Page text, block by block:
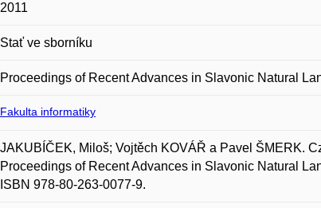
2011
Stať ve sborníku
Proceedings of Recent Advances in Slavonic Natural
Fakulta informatiky
JAKUBÍČEK, Miloš; Vojtěch KOVÁŘ a Pavel ŠMERK.
Proceedings of Recent Advances in Slavonic Natural
ISBN 978-80-263-0077-9.